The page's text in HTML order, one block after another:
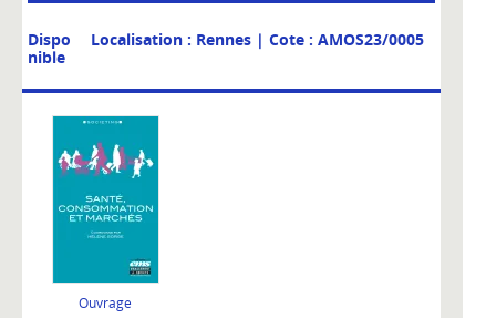
Dispo
nible
Localisation : Rennes | Cote : AMOS23/0005
Ouvrage